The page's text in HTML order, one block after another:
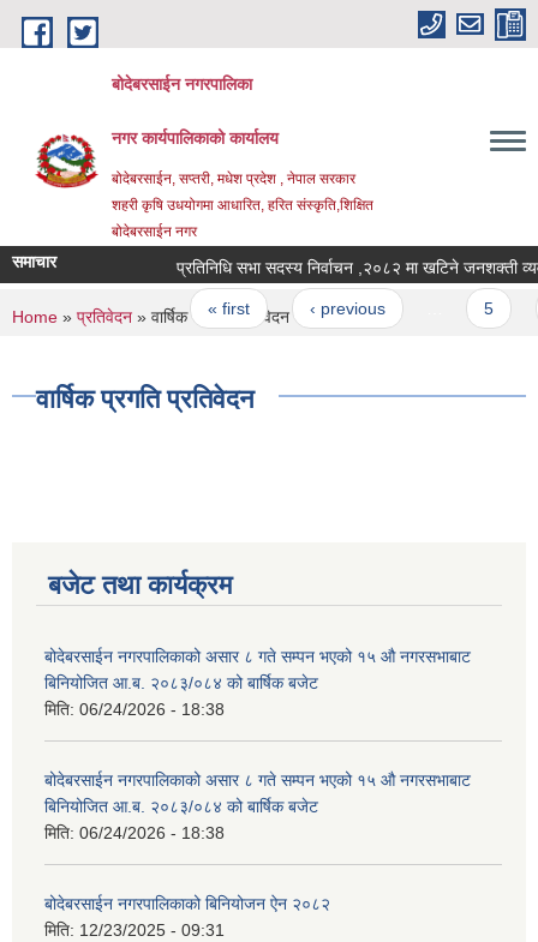
Skip to main content
बोदेबरसाईन नगरपालिका
नगर कार्यपालिकाको कार्यालय
बोदेबरसाईन, सप्तरी, मधेश प्रदेश , नेपाल सरकार
शहरी कृषि उधयोगमा आधारित, हरित संस्कृति,शिक्षित
बोदेबरसाईन नगर
समाचार प्रतिनिधि सभा सदस्य निर्वाचन ,२०८२ मा खटिने
Pages
« first ‹ previous
You are here
Home » प्रतिवेदन » वार्षिक प्रगति प्रतिवेदन
वार्षिक प्रगति प्रतिवेदन
बजेट तथा कार्यक्रम
बोदेबरसाईन नगरपालिकाको असार ८ गते सम्पन भएको १५ ‍‍‍औ नगरसभाबाट
बिनियोजित आ.ब. २०८३/०८४ को बार्षिक बजेट
मिति: 06/24/2026 - 18:38
बोदेबरसाईन नगरपालिकाको असार ८ गते सम्पन भएको १५ ‍‍‍औ नगरसभाबाट
बिनियोजित आ.ब. २०८३/०८४ को बार्षिक बजेट
मिति: 06/24/2026 - 18:38
बोदेबरसाईन नगरपालिकाको बिनियोजन ऐन २०८२
मिति: 12/23/2025 - 09:31